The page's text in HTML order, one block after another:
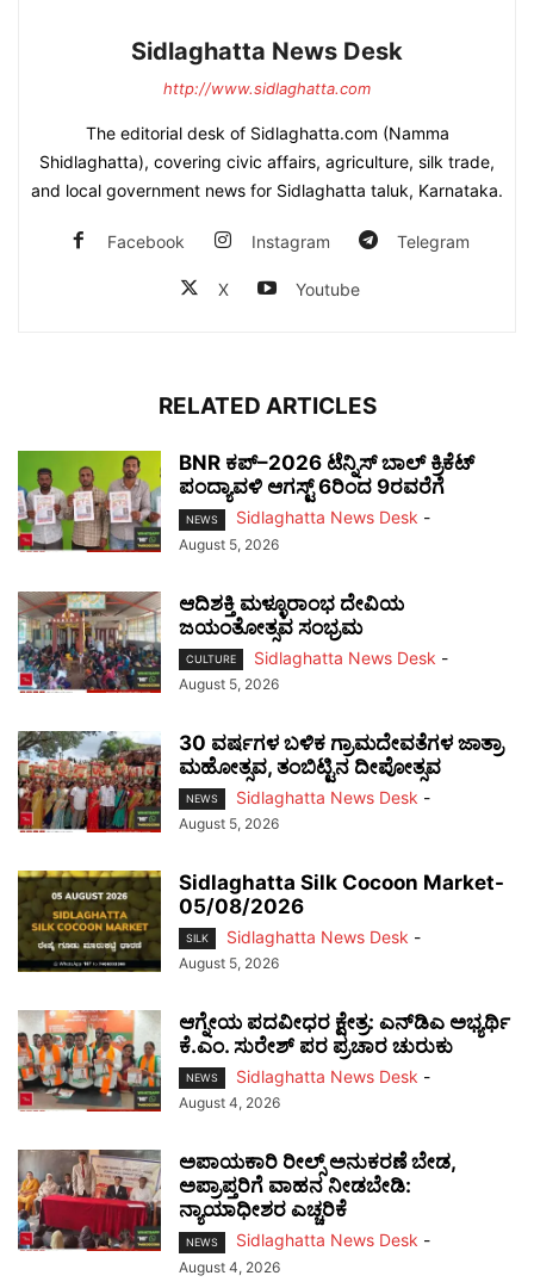
Sidlaghatta News Desk
http://www.sidlaghatta.com
The editorial desk of Sidlaghatta.com (Namma
Shidlaghatta), covering civic affairs, agriculture, silk trade,
and local government news for Sidlaghatta taluk, Karnataka.
Facebook Instagram Telegram
X Youtube
RELATED ARTICLES
BNR ಕಪ್–2026 ಟೆನ್ನಿಸ್ ಬಾಲ್ ಕ್ರಿಕೆಟ್
ಪಂದ್ಯಾವಳಿ ಆಗಸ್ಟ್ 6ರಿಂದ 9ರವರೆಗೆ
NEWS Sidlaghatta News Desk -
August 5, 2026
ಆದಿಶಕ್ತಿ ಮಳ್ಳೂರಾಂಭ ದೇವಿಯ
ಜಯಂತೋತ್ಸವ ಸಂಭ್ರಮ
CULTURE Sidlaghatta News Desk -
August 5, 2026
30 ವರ್ಷಗಳ ಬಳಿಕ ಗ್ರಾಮದೇವತೆಗಳ ಜಾತ್ರಾ
ಮಹೋತ್ಸವ, ತಂಬಿಟ್ಟಿನ ದೀಪೋತ್ಸವ
NEWS Sidlaghatta News Desk -
August 5, 2026
Sidlaghatta Silk Cocoon Market-
05/08/2026
SILK Sidlaghatta News Desk -
August 5, 2026
ಆಗ್ನೇಯ ಪದವೀಧರ ಕ್ಷೇತ್ರ: ಎನ್‌ಡಿಎ ಅಭ್ಯರ್ಥಿ
ಕೆ.ಎಂ. ಸುರೇಶ್ ಪರ ಪ್ರಚಾರ ಚುರುಕು
NEWS Sidlaghatta News Desk -
August 4, 2026
ಅಪಾಯಕಾರಿ ರೀಲ್ಸ್ ಅನುಕರಣೆ ಬೇಡ,
ಅಪ್ರಾಪ್ತರಿಗೆ ವಾಹನ ನೀಡಬೇಡಿ:
ನ್ಯಾಯಾಧೀಶರ ಎಚ್ಚರಿಕೆ
NEWS Sidlaghatta News Desk -
August 4, 2026